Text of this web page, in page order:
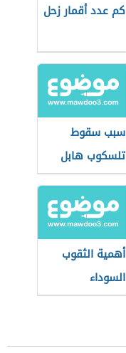
كم عدد أقمار زحل
سبب سقوط
تلسكوب هابل
أهمية الثقوب
السوداء